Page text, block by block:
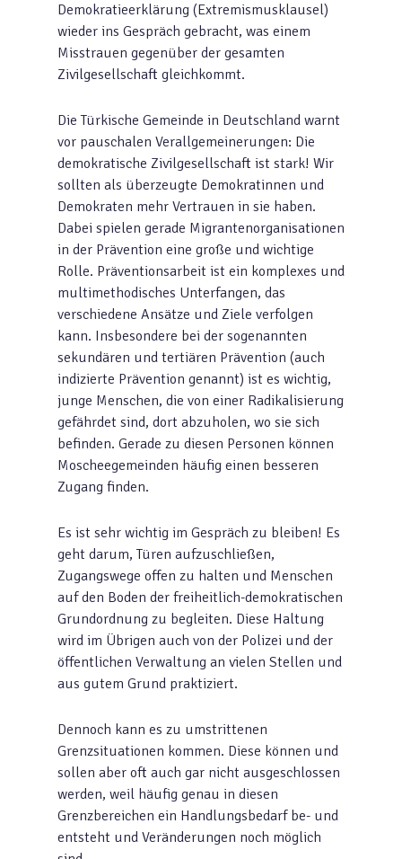
Demokratieerklärung (Extremismusklausel)
wieder ins Gespräch gebracht, was einem
Misstrauen gegenüber der gesamten
Zivilgesellschaft gleichkommt.
Die Türkische Gemeinde in Deutschland warnt
vor pauschalen Verallgemeinerungen: Die
demokratische Zivilgesellschaft ist stark! Wir
sollten als überzeugte Demokratinnen und
Demokraten mehr Vertrauen in sie haben.
Dabei spielen gerade Migrantenorganisationen
in der Prävention eine große und wichtige
Rolle. Präventionsarbeit ist ein komplexes und
multimethodisches Unterfangen, das
verschiedene Ansätze und Ziele verfolgen
kann. Insbesondere bei der sogenannten
sekundären und tertiären Prävention (auch
indizierte Prävention genannt) ist es wichtig,
junge Menschen, die von einer Radikalisierung
gefährdet sind, dort abzuholen, wo sie sich
befinden. Gerade zu diesen Personen können
Moscheegemeinden häufig einen besseren
Zugang finden.
Es ist sehr wichtig im Gespräch zu bleiben! Es
geht darum, Türen aufzuschließen,
Zugangswege offen zu halten und Menschen
auf den Boden der freiheitlich-demokratischen
Grundordnung zu begleiten. Diese Haltung
wird im Übrigen auch von der Polizei und der
öffentlichen Verwaltung an vielen Stellen und
aus gutem Grund praktiziert.
Dennoch kann es zu umstrittenen
Grenzsituationen kommen. Diese können und
sollen aber oft auch gar nicht ausgeschlossen
werden, weil häufig genau in diesen
Grenzbereichen ein Handlungsbedarf be- und
entsteht und Veränderungen noch möglich